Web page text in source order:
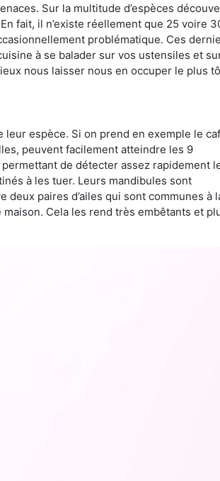
Sur la multitude d’espèces
fait, il n’existe réellement que 25 voire
problématique. Ces
à se balader sur vos ustensiles et
nous laisser nous en occuper le plus
espèce. Si on prend en exemple le
peuvent facilement atteindre les 9
de détecter assez rapidement
à les tuer. Leurs mandibules sont
paires d’ailes qui sont communes à
Cela les rend très embêtants et